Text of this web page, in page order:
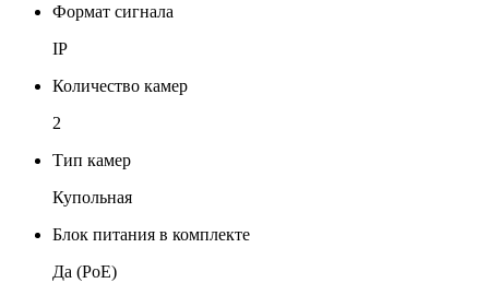
Формат сигнала
IP
Количество камер
2
Тип камер
Купольная
Блок питания в комплекте
Да (PoE)